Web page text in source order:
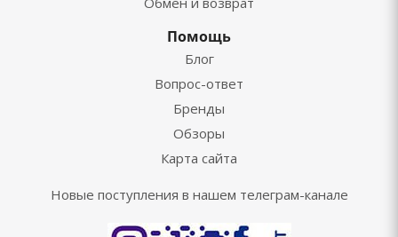
Помощь
Блог
Вопрос-ответ
Бренды
Обзоры
Карта сайта
Новые поступления в нашем телеграм-канале